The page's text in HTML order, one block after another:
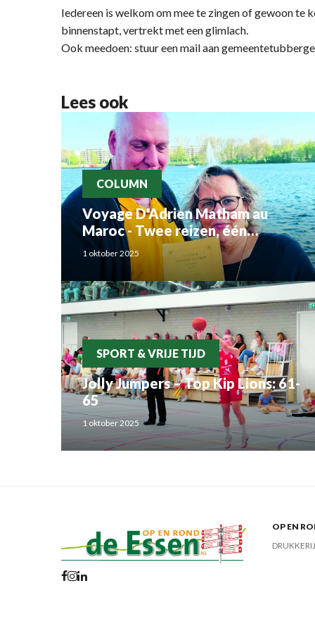
Iedereen is welkom om mee te zingen of gewoon te
binnenstapt, vertrekt met een glimlach.
Ook meedoen: stuur een mail aan
Lees ook
COLUMN
Voyage D'Adrien Matham au
Maroc - Twee reizen, één
verhaal: Adriaan Matham en
Rahma el Mouden
1 oktober 2025
SPORT & VRIJE TIJD
Jolly Jumpers – Top Kip Lions: 61-
65
1 oktober 2025
OP EN